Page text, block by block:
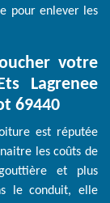
pour enlever les
votre
Lagrenee
69440
est réputée
les coûts de
et plus
le conduit, elle